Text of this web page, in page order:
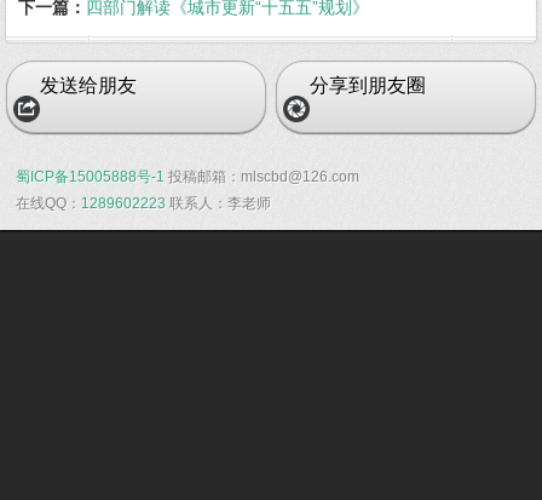
下一篇： 四部门解读《城市更新“十五五”规划》
发送给朋友 分享到朋友圈
蜀ICP备15005888号-1 投稿邮箱：mlscbd@126.com
在线QQ： 1289602223 联系人：李老师